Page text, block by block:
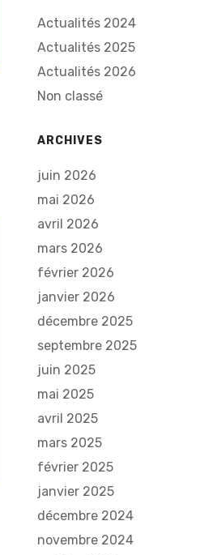
Actualités 2024
Actualités 2025
Actualités 2026
Non classé
ARCHIVES
juin 2026
mai 2026
avril 2026
mars 2026
février 2026
janvier 2026
décembre 2025
septembre 2025
juin 2025
mai 2025
avril 2025
mars 2025
février 2025
janvier 2025
décembre 2024
novembre 2024